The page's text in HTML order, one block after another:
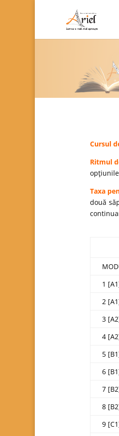
Cursul
Ritmul
Taxa
două
1
2
3
4
5
6
7
8
9